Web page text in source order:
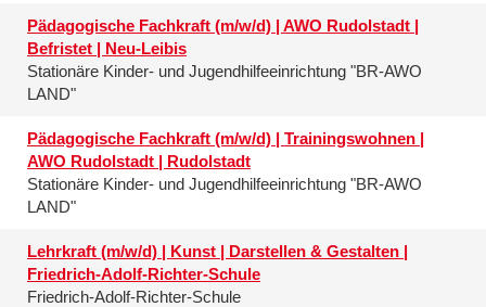
Pädagogische Fachkraft (m/w/d) | AWO Rudolstadt |
Befristet | Neu-Leibis
Stationäre Kinder- und Jugendhilfeeinrichtung "BR-AWO
LAND"
Pädagogische Fachkraft (m/w/d) | Trainingswohnen |
AWO Rudolstadt | Rudolstadt
Stationäre Kinder- und Jugendhilfeeinrichtung "BR-AWO
LAND"
Lehrkraft (m/w/d) | Kunst | Darstellen & Gestalten |
Friedrich-Adolf-Richter-Schule
Friedrich-Adolf-Richter-Schule